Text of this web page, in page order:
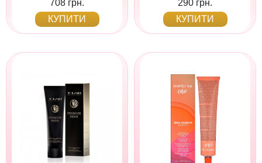
708 грн.
КУПИТИ
290 грн.
КУПИТИ